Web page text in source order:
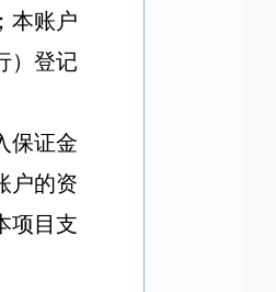
本账户
）登记
保证金
户的资
项目支